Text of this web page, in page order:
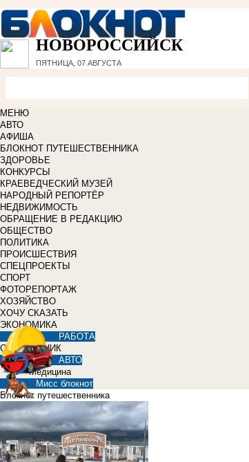
НОВОРОССИЙСК
ПЯТНИЦА, 07 АВГУСТА
МЕНЮ
АВТО
АФИША
БЛОКНОТ ПУТЕШЕСТВЕННИКА
ЗДОРОВЬЕ
КОНКУРСЫ
КРАЕВЕДЧЕСКИЙ МУЗЕЙ
НАРОДНЫЙ РЕПОРТЁР
НЕДВИЖИМОСТЬ
ОБРАЩЕНИЕ В РЕДАКЦИЮ
ОБЩЕСТВО
ПОЛИТИКА
ПРОИСШЕСТВИЯ
СПЕЦПРОЕКТЫ
СПОРТ
ФОТОРЕПОРТАЖ
ХОЗЯЙСТВО
ХОЧУ СКАЗАТЬ
ЭКОНОМИКА
РАБОТА
СПРАВОЧНИК
АВТО
Медицина
Мисс блокнот
Блокнот путешественника